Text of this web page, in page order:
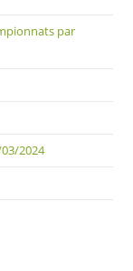
par
2024